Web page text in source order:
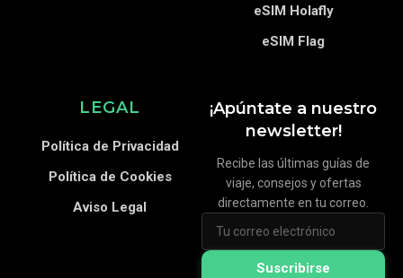
¡Apúntate a nuestro
newsletter!
Recibe las últimas guías de
viaje, consejos y ofertas
directamente en tu correo.
Suscribirse
eSIM Holafly
eSIM Flag
LEGAL
Política de Privacidad
Política de Cookies
Aviso Legal